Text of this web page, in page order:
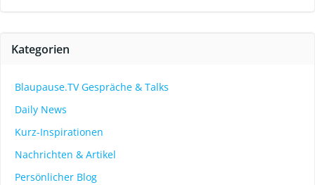
Kategorien
Blaupause.TV Gespräche & Talks
Daily News
Kurz-Inspirationen
Nachrichten & Artikel
Persönlicher Blog